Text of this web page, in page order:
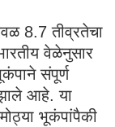
8.7 तीव्रतेचा
वेळेनुसार
संपूर्ण
झाले आहे. या
भूकंपांपैकी